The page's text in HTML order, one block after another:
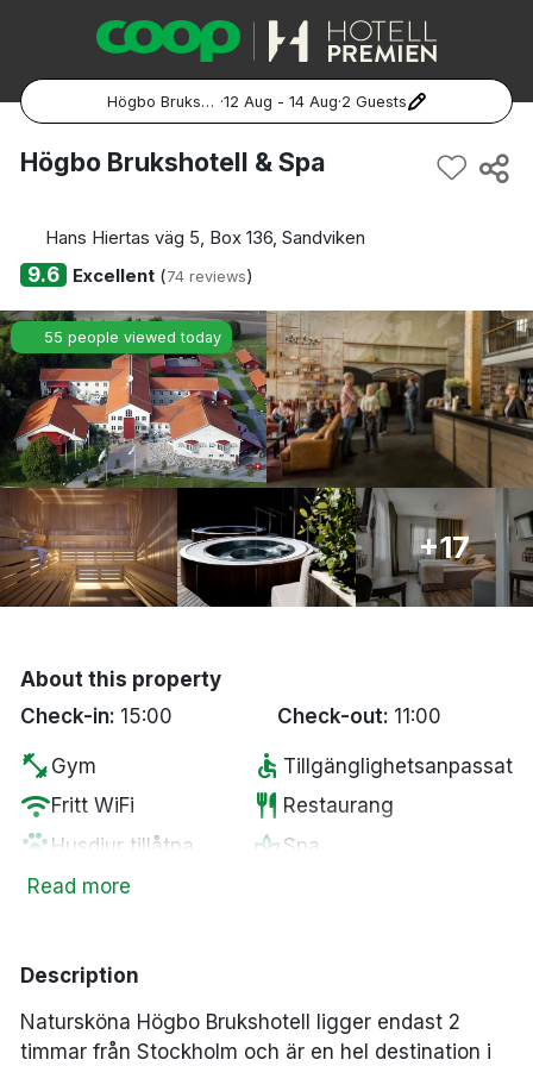
Högbo Brukshotell & Spa ·12 Aug - 14 Aug·2 Guests
Popular Destinations:
Göteborg
Malmö
Hela Norge
Oslo
Bergen
Högbo Brukshotell & Spa
Hans Hiertas väg 5, Box 136, Sandviken
9.6 Excellent(74 reviews)
55 people viewed today
+17
About this property
Check-in: 15:00 Check-out: 11:00
fitness_center Gym accessible Tillgänglighetsanpassat
wifiFritt WiFi restaurant Restaurang
pets Husdjur tillåtna spa Spa
wine_barMinibar
smoke_freeRökfria rum
directions_bike local_parking
Read more
Description
Natursköna Högbo Brukshotell ligger endast 2
timmar från Stockholm och är en hel destination i